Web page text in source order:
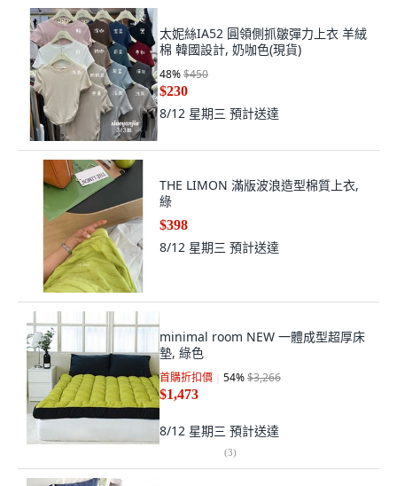
太妮絲IA52 圓領側抓皺彈力上衣 羊絨
棉 韓國設計, 奶咖色(現貨)
48%$450
$230
8/12 星期三 預計送達
THE LIMON 滿版波浪造型棉質上衣,
綠
$398
8/12 星期三 預計送達
minimal room NEW 一體成型超厚床
墊, 綠色
首購折扣價 54%$3,266
$1,473
8/12 星期三 預計送達
(3)